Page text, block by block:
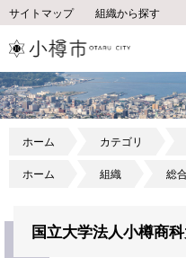
サイトマップ 組織から探す
ホーム カテゴリ
ホーム 組織 総
国立大学法人小樽商